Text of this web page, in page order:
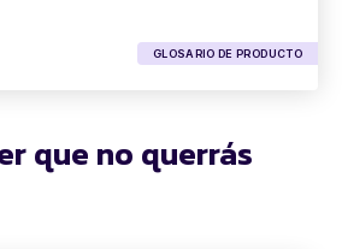
GLOSARIO DE PRODUCTO
que no querrás